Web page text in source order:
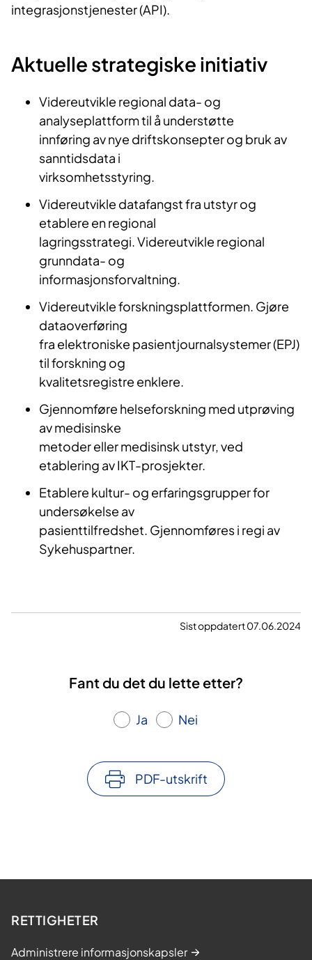
integrasjonstjenester (API).
Aktuelle strategiske initiativ
Videreutvikle regional data- og
analyseplattform til å understøtte
innføring av nye driftskonsepter og bruk av
sanntidsdata i
virksomhetsstyring.
Videreutvikle datafangst fra utstyr og
etablere en regional
lagringsstrategi. Videreutvikle regional
grunndata- og
informasjonsforvaltning.
Videreutvikle forskningsplattformen. Gjøre
dataoverføring
fra elektroniske pasientjournalsystemer (EPJ)
til forskning og
kvalitetsregistre enklere.
Gjennomføre helseforskning med utprøving
av medisinske
metoder eller medisinsk utstyr, ved
etablering av IKT-prosjekter.
Etablere kultur- og erfaringsgrupper for
undersøkelse av
pasienttilfredshet. Gjennomføres i regi av
Sykehuspartner.
Sist oppdatert 07.06.2024
Fant du det du lette etter?
Ja Nei
PDF-utskrift
RETTIGHETER
Administrere informasjonskapsler